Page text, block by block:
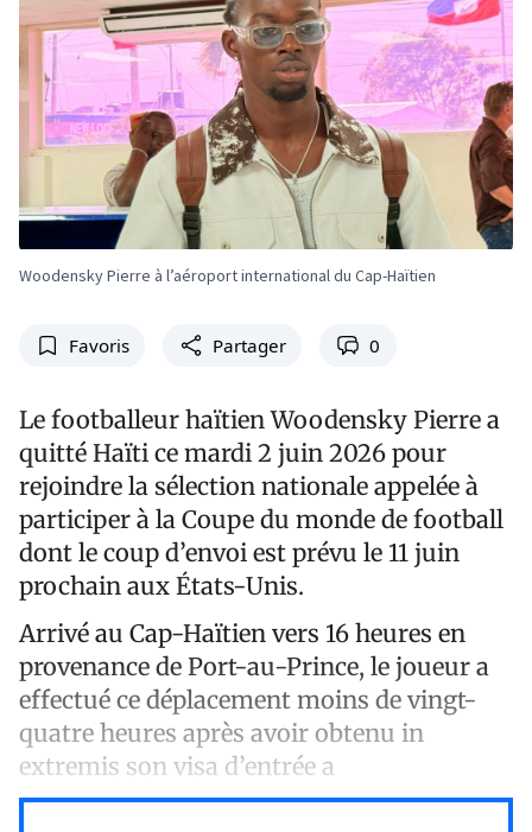
Woodensky Pierre à l’aéroport international du Cap-Haïtien
Favoris Partager 0
Le footballeur haïtien Woodensky Pierre a
quitté Haïti ce mardi 2 juin 2026 pour
rejoindre la sélection nationale appelée à
participer à la Coupe du monde de football
dont le coup d’envoi est prévu le 11 juin
prochain aux États-Unis.
Arrivé au Cap-Haïtien vers 16 heures en
provenance de Port-au-Prince, le joueur a
effectué ce déplacement moins de vingt-
quatre heures après avoir obtenu in
extremis son visa d’entrée a